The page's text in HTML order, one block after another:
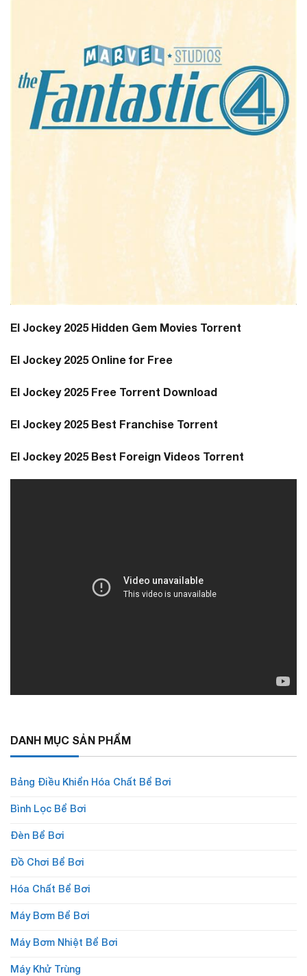
El Jockey 2025 Hidden Gem Movies Torrent
El Jockey 2025 Online for Free
El Jockey 2025 Free Torrent Download
El Jockey 2025 Best Franchise Torrent
El Jockey 2025 Best Foreign Videos Torrent
DANH MỤC SẢN PHẨM
Bảng Điều Khiển Hóa Chất Bể Bơi
Bình Lọc Bể Bơi
Đèn Bể Bơi
Đồ Chơi Bể Bơi
Hóa Chất Bể Bơi
Máy Bơm Bể Bơi
Máy Bơm Nhiệt Bể Bơi
Máy Khử Trùng